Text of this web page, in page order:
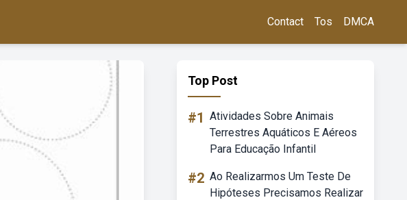
Contact Tos DMCA
Top Post
#1 Atividades Sobre Animais
Terrestres Aquáticos E Aéreos
Para Educação Infantil
#2 Ao Realizarmos Um Teste De
Hipóteses Precisamos Realizar